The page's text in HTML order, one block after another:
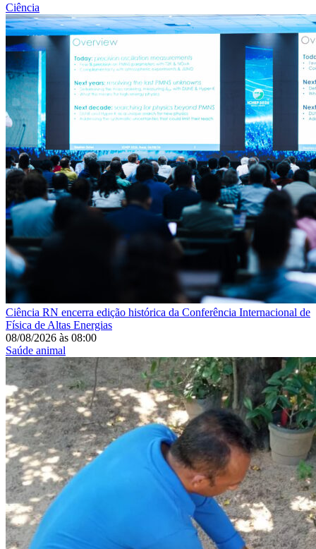
Ciência
Ciência RN encerra edição histórica da Conferência Internacional de
Física de Altas Energias
08/08/2026 às 08:00
Saúde animal